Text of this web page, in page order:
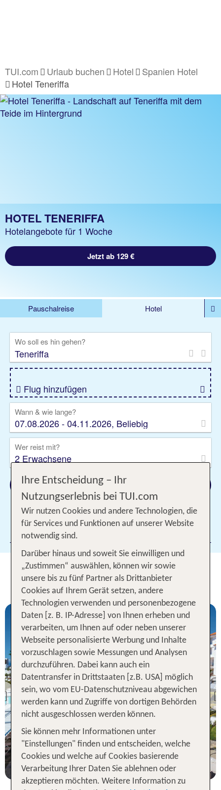
TUI.com Urlaub buchen Hotel
Spanien Hotel
Hotel Teneriffa
HOTEL TENERIFFA
Hotelangebote für 1 Woche
Jetzt ab 129 €
Pauschalreise
Hotel
Kreuzfahrten
Rundreisen
Privattransfer
Zusatzleistungen
Wo soll es hin gehen?
Flug hinzufügen
Wann & wie lange?
07.08.2026 - 04.11.2026, Beliebig
Wer reist mit?
2 Erwachsene
Suchen
Filter hinzufügen
Unsere TOP Hotelangebote für 1
Woche Teneriffa
Previous
Teneriffa
Hotel Riu Arecas
96 % Weiterempfehlung
7 Nächte, HP, XX
p.P. ab 825 €
Ihre Entscheidung – Ihr
Nutzungserlebnis bei TUI.com
Wir nutzen Cookies und andere Technologien, die
für Services und Funktionen auf unserer Website
notwendig sind.
Darüber hinaus und soweit Sie einwilligen und
„Zustimmen“ auswählen, können wir sowie
unsere bis zu fünf Partner als Drittanbieter
Cookies auf Ihrem Gerät setzen, andere
Technologien verwenden und personenbezogene
Daten [z. B. IP-Adresse] von Ihnen erheben und
verarbeiten, um Ihnen auf oder neben unserer
Webseite personalisierte Werbung und Inhalte
vorzuschlagen sowie Messungen und Analysen
durchzuführen. Dabei kann auch ein
Datentransfer in Drittstaaten [z.B. USA] möglich
sein, wo vom EU-Datenschutzniveau abgewichen
werden kann und Zugriffe von dortigen Behörden
nicht ausgeschlossen werden können.
Sie können mehr Informationen unter
"Einstellungen" finden und entscheiden, welche
Cookies und welche auf Cookies basierende
Verarbeitung Ihrer Daten Sie ablehnen oder
akzeptieren möchten. Weitere Information zu